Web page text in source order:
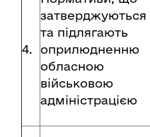
4.
затверджуються
та підлягають
оприлюдненню
обласною
військовою
адміністрацією